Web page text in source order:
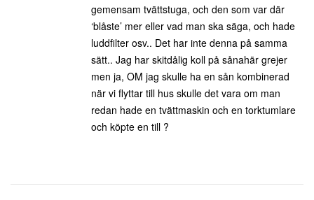
gemensam tvättstuga, och den som var där
‘blåste’ mer eller vad man ska säga, och hade
luddfilter osv.. Det har inte denna på samma
sätt.. Jag har skitdålig koll på sånahär grejer
men ja, OM jag skulle ha en sån kombinerad
när vi flyttar till hus skulle det vara om man
redan hade en tvättmaskin och en torktumlare
och köpte en till ?